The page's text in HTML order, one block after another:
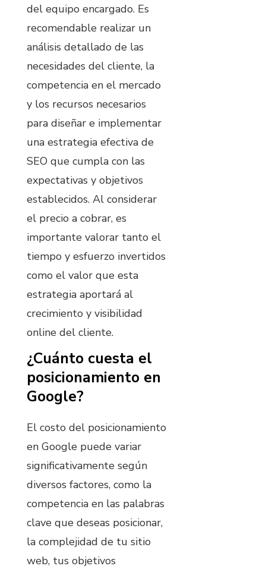
del equipo encargado. Es
recomendable realizar un
análisis detallado de las
necesidades del cliente, la
competencia en el mercado
y los recursos necesarios
para diseñar e implementar
una estrategia efectiva de
SEO que cumpla con las
expectativas y objetivos
establecidos. Al considerar
el precio a cobrar, es
importante valorar tanto el
tiempo y esfuerzo invertidos
como el valor que esta
estrategia aportará al
crecimiento y visibilidad
online del cliente.
¿Cuánto cuesta el
posicionamiento en
Google?
El costo del posicionamiento
en Google puede variar
significativamente según
diversos factores, como la
competencia en las palabras
clave que deseas posicionar,
la complejidad de tu sitio
web, tus objetivos